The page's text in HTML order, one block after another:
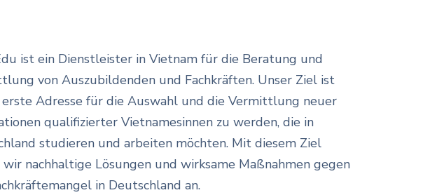
ist ein Dienstleister in Vietnam für die Beratung und
von Auszubildenden und Fachkräften. Unser Ziel ist
erste Adresse für die Auswahl und die Vermittlung neuer
qualifizierter Vietnamesinnen zu werden, die in
studieren und arbeiten möchten. Mit diesem Ziel
nachhaltige Lösungen und wirksame Maßnahmen gegen
in Deutschland an.